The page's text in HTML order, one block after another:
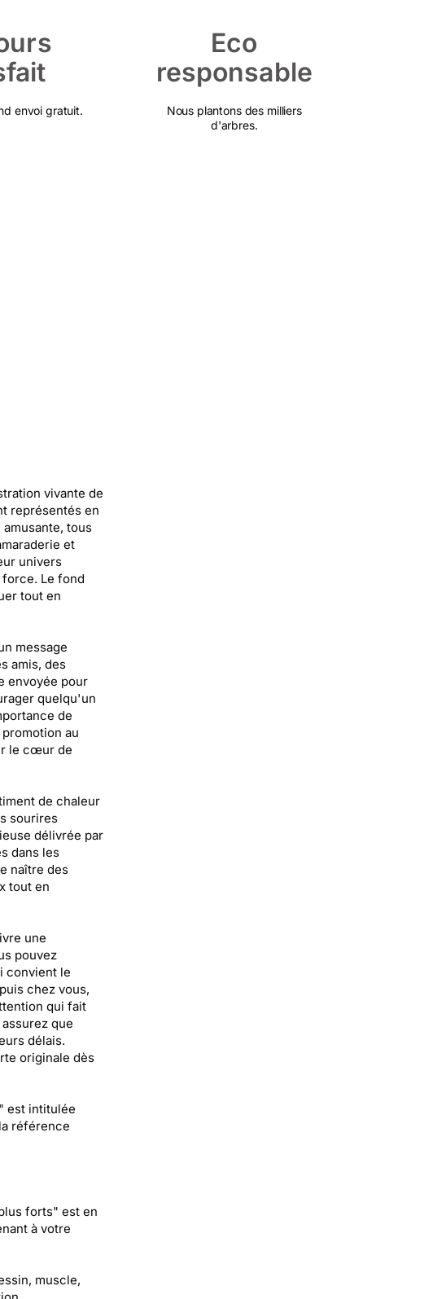
envoi gratuit.
Eco
responsable
Nous plantons des milliers
d'arbres.
vivante de
représentés en
tous
et
univers
force. Le fond
tout en
message
amis, des
envoyée pour
quelqu'un
de
au
le cœur de
de chaleur
sourires
délivrée par
dans les
naître des
tout en
une
pouvez
convient le
chez vous,
qui fait
que
délais.
originale dès
est intitulée
référence
forts" est en
à votre
muscle,